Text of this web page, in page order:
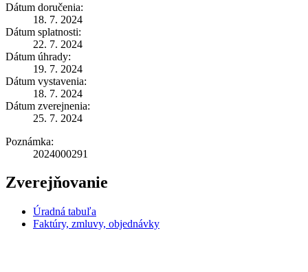
Dátum doručenia:
18. 7. 2024
Dátum splatnosti:
22. 7. 2024
Dátum úhrady:
19. 7. 2024
Dátum vystavenia:
18. 7. 2024
Dátum zverejnenia:
25. 7. 2024
Poznámka:
2024000291
Zverejňovanie
Úradná tabuľa
Faktúry, zmluvy, objednávky